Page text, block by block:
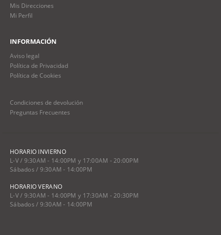
Mis Direcciones
Mi Perfil
INFORMACIÓN
Aviso legal
Política de Privacidad
Política de Cookies
Condiciones de devolución
Preguntas Frecuentes
HORARIO INVIERNO
L-V / 9:30AM - 14:00PM y 17:00AM - 20:00PM
Sábados / 9:30AM - 14:00PM
HORARIO VERANO
L-V / 9:30AM - 14:00PM y 17:30AM - 20:30PM
Sábados / 9:30AM - 14:00PM